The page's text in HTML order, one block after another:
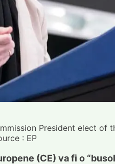
President elect of
: EP
(CE) va fi o